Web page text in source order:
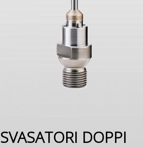
SVASATORI DOPPI